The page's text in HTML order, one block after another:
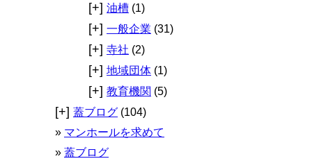
[+] 油槽 (1)
[+] 一般企業 (31)
[+] 寺社 (2)
[+] 地域団体 (1)
[+] 教育機関 (5)
[+] 蓋ブログ (104)
マンホールを求めて
蓋ブログ